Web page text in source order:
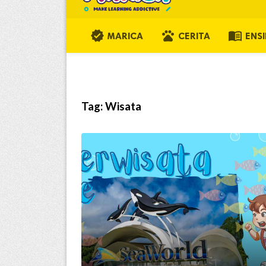
verified MARICA pets CERITA menu_book
Tag:Wisata